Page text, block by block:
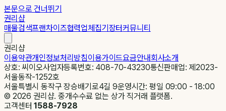
본문으로 건너뛰기
권리샵
매물검색프랜차이즈협력업체집기장터커뮤니티
권리샵
이용약관개인정보처리방침이용가이드요금안내회사소개
상호: 씨이오사업자등록번호: 408-70-43230통신판매업: 제2023-
서울동작-1252호
서울특별시 동작구 장승배기로4길 9운영시간: 평일 09:00 - 18:00
© 2026 권리샵. 중개수수료 없는 상가 직거래 플랫폼.
고객센터1588-7928